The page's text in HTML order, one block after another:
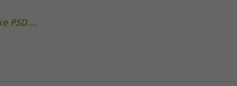
PSD....